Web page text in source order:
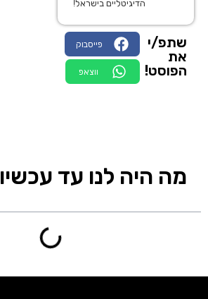
הדיגיטליים בישראל!
שתפ/י
את
הפוסט!
פייסבוק
ווצאפ
מה היה לנו עד עכשיו